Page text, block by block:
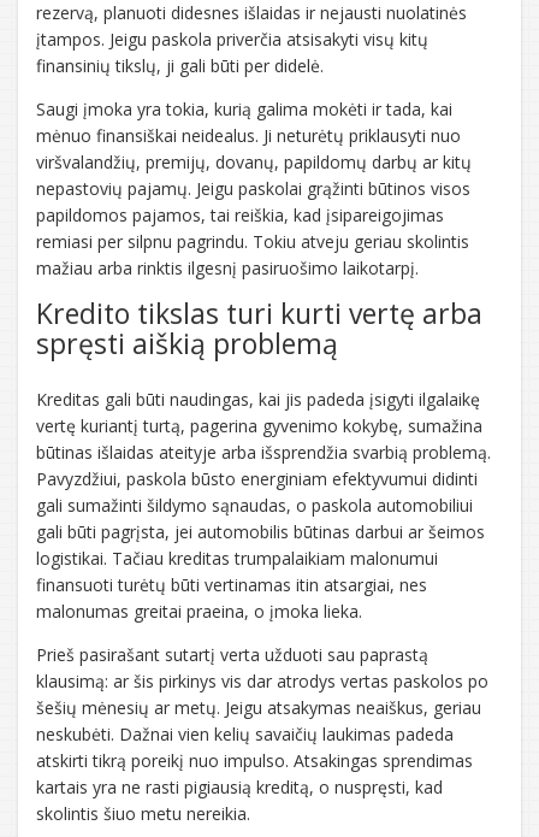
rezervą, planuoti didesnes išlaidas ir nejausti nuolatinės
įtampos. Jeigu paskola priverčia atsisakyti visų kitų
finansinių tikslų, ji gali būti per didelė.
Saugi įmoka yra tokia, kurią galima mokėti ir tada, kai
mėnuo finansiškai neidealus. Ji neturėtų priklausyti nuo
viršvalandžių, premijų, dovanų, papildomų darbų ar kitų
nepastovių pajamų. Jeigu paskolai grąžinti būtinos visos
papildomos pajamos, tai reiškia, kad įsipareigojimas
remiasi per silpnu pagrindu. Tokiu atveju geriau skolintis
mažiau arba rinktis ilgesnį pasiruošimo laikotarpį.
Kredito tikslas turi kurti vertę arba
spręsti aiškią problemą
Kreditas gali būti naudingas, kai jis padeda įsigyti ilgalaikę
vertę kuriantį turtą, pagerina gyvenimo kokybę, sumažina
būtinas išlaidas ateityje arba išsprendžia svarbią problemą.
Pavyzdžiui, paskola būsto energiniam efektyvumui didinti
gali sumažinti šildymo sąnaudas, o paskola automobiliui
gali būti pagrįsta, jei automobilis būtinas darbui ar šeimos
logistikai. Tačiau kreditas trumpalaikiam malonumui
finansuoti turėtų būti vertinamas itin atsargiai, nes
malonumas greitai praeina, o įmoka lieka.
Prieš pasirašant sutartį verta užduoti sau paprastą
klausimą: ar šis pirkinys vis dar atrodys vertas paskolos po
šešių mėnesių ar metų. Jeigu atsakymas neaiškus, geriau
neskubėti. Dažnai vien kelių savaičių laukimas padeda
atskirti tikrą poreikį nuo impulso. Atsakingas sprendimas
kartais yra ne rasti pigiausią kreditą, o nuspręsti, kad
skolintis šiuo metu nereikia.